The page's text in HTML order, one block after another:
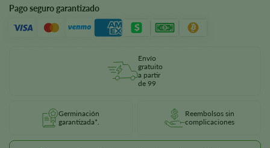
Pago seguro garantizado
Envío
gratuito
a partir
de 99
Germinación
garantizada*.
Reembolsos sin
complicaciones